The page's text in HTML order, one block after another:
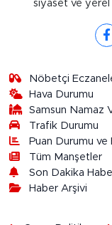
siyaset ve yerel
Nöbetçi
Hava Durumu
Samsun Namaz
Trafik Durumu
Puan Durumu ve
Tüm Manşetler
Son Dakika
Haber Arşivi